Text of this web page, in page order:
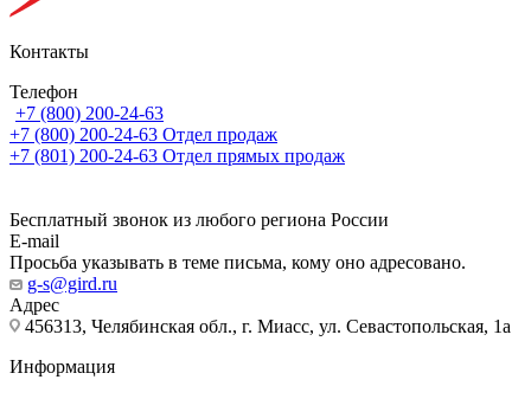
Контакты
Телефон
+7 (800) 200-24-63
+7 (800) 200-24-63 Отдел продаж
+7 (801) 200-24-63 Отдел прямых продаж
Бесплатный звонок из любого региона России
E-mail
Просьба указывать в теме письма, кому оно адресовано.
g-s@gird.ru
Адрес
456313, Челябинская обл., г. Миасс, ул. Севастопольская, 1а
Информация